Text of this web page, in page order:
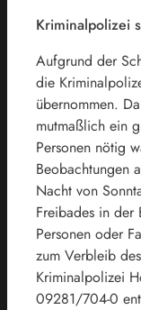
Kriminalpolizei
Aufgrund der
die
übernommen.
mutmaßlich ein
Personen nötig
Beobachtungen
Nacht von
Freibades in der
Personen oder
zum Verbleib
Kriminalpolizei
09281/704-0